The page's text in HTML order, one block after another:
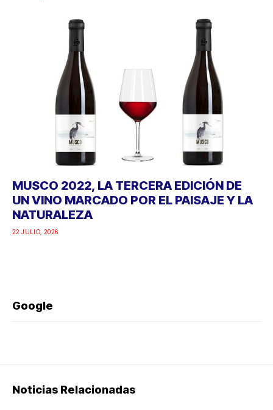
MUSCO 2022, LA TERCERA EDICIÓN DE
UN VINO MARCADO POR EL PAISAJE Y LA
NATURALEZA
22 JULIO, 2026
Google
Noticias Relacionadas